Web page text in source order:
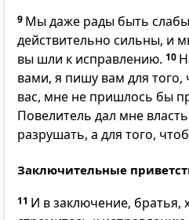
9 Мы даже рады быть
действительно сильны, и
вы шли к исправлению. 10
вами, я пишу вам для того,
вас, мне не пришлось бы
Повелитель дал мне
разрушать, а для того,
Заключительные
11 И в заключение, братья,